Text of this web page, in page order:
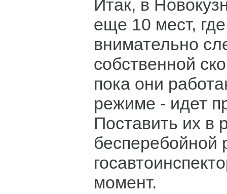
Итак, в
еще 10 мест,
внимательно
собственной
пока они
режиме - идет
Поставить их в
бесперебойной
момент.